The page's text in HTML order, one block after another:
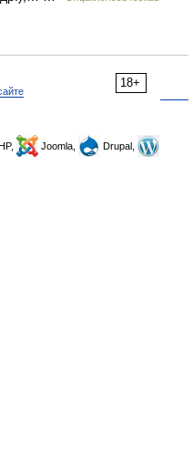
18+
Joomla,
Drupal,